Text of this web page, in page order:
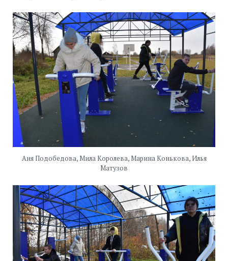
Аня Подобедова, Мила Королева, Марина Конькова, Илья
Матузов